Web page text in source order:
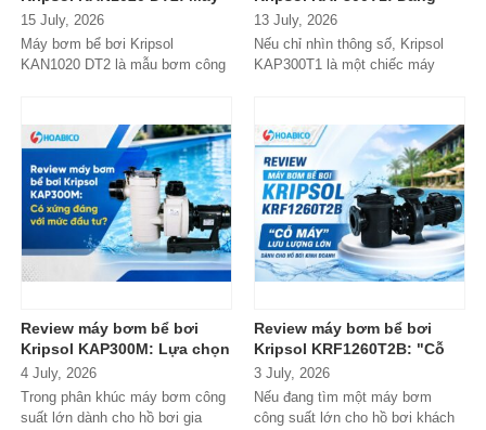
bơm công suất lớn có đáng
đầu tư?
15 July, 2026
Máy bơm bể bơi Kripsol
KAN1020 DT2 là mẫu bơm công
đầu tư cho hồ bơi thương
mại?
13 July, 2026
Nếu chỉ nhìn thông số, Kripsol
KAP300T1 là một chiếc máy
Review máy bơm bể bơi
Kripsol KAP300M: Lựa chọn
đáng tiền cho hồ bơi
thương mại?
4 July, 2026
Trong phân khúc máy bơm công
suất lớn dành cho hồ bơi gia
Review máy bơm bể bơi
Kripsol KRF1260T2B: "Cỗ
máy" lưu lượng lớn dành
cho hồ bơi kinh doanh
3 July, 2026
Nếu đang tìm một máy bơm
công suất lớn cho hồ bơi khách